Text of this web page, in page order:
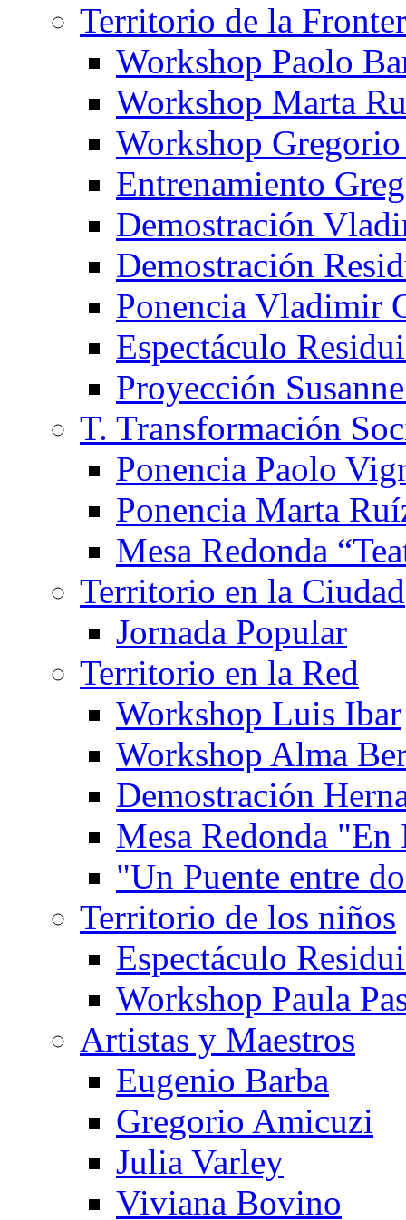
Territorio de la
Workshop Paolo
Workshop Marta
Workshop
Entrenamiento
Demostración
Demostración
Ponencia Vladimir
Espectáculo
Proyección
T. Transformación
Ponencia Paolo
Ponencia Marta
Mesa Redonda
Territorio en la Ciudad
Jornada Popular
Territorio en la Red
Workshop Luis Ibar
Workshop Alma
Demostración
Mesa Redonda
"Un Puente entre
Territorio de los niños
Espectáculo
Workshop Paula
Artistas y Maestros
Eugenio Barba
Gregorio Amicuzi
Julia Varley
Viviana Bovino